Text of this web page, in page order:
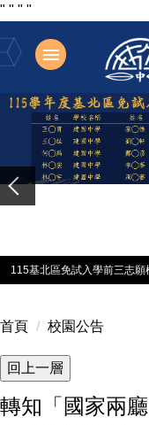
" " " "
跳
到
要
115基北區免試入學前三志願
首頁 校園公告
轉知「國家兩